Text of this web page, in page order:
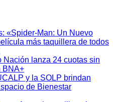
«Spider-Man: Un Nuevo
más taquillera de todos
lanza 24 cuotas sin
BNA+
y la SOLP brindan
de Bienestar